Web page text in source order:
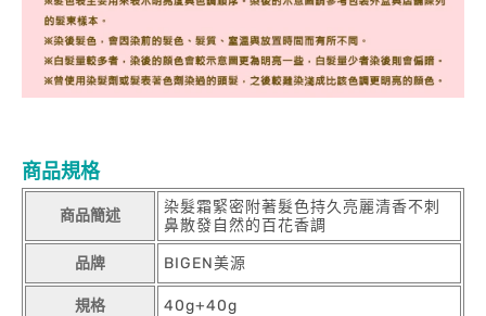
商品規格
商品簡述
染髮霜緊密附著髮色持久亮麗清香不刺
鼻散發自然的百花香調
品牌 BIGEN美源
規格 40g+40g